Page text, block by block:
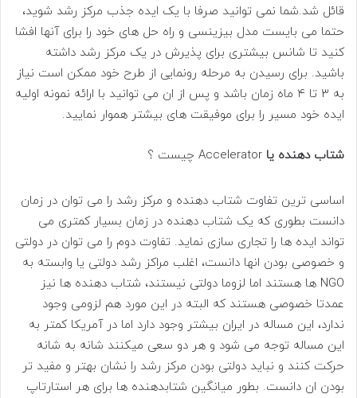
قائل شد.شما نمی توانید صرفا با یک ایده جذب مرکز رشد شوید،
حتما می بایست مدل بیزینسی و راه حل های خود را برای آنها افشا
کنید تا شانس بیشتری برای پذیرش در یک مرکز رشد داشته
باشید. برای رسیدن به مرحله رونمایی از طرح خود ممکن است نیاز
به ۳ تا ۴ ماه زمان باشد و پس از ان می توانید با ارائه نمونه اولیه
ایده خود مسیر را برای موفیقت های بیشتر هموار نمایید.
شتاب دهنده یا Accelerator چیست ؟
اساسی ترین تفاوت شتاب دهنده و مرکز رشد را می توان در زمان
دانست بطوری که یک شتاب دهنده در زمان بسیار کمتری می
تواند ایده ها را تجاری سازی نماید. تفاوت دوم را می توان در دولتی
و خصوصی بودن انها دانست، اغلب مراکز رشد دولتی یا وابسته به
NGO ها هستند اما لزوما دولتی نیستند، شتاب دهنده ها نیز
عمدتا خصوصی هستند که البته در این مورد هم لزومی وجود
ندارد، این مساله در ایران بیشتر وجود دارد اما در آمریکا کمتر به
این مساله توجه می شود و هر دو سعی میکنند شانه به شانه
حرکت کنند و نباید دولتی بودن مرکز رشد را نشان بهتر و مفید تر
بودن ان دانست. بطور میانگین شتابدهنده ها برای هر استارتاپ